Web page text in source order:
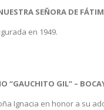
SEÑORA DE
en 1949.
“GAUCHITO GIL” –
Ignacia en honor a su